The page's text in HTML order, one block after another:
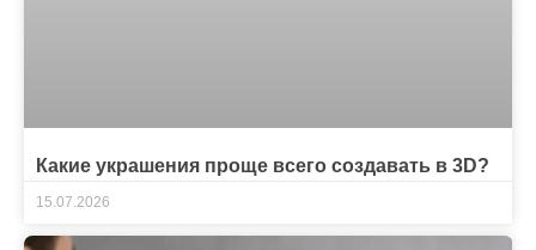
Какие украшения проще всего создавать в 3D?
15.07.2026